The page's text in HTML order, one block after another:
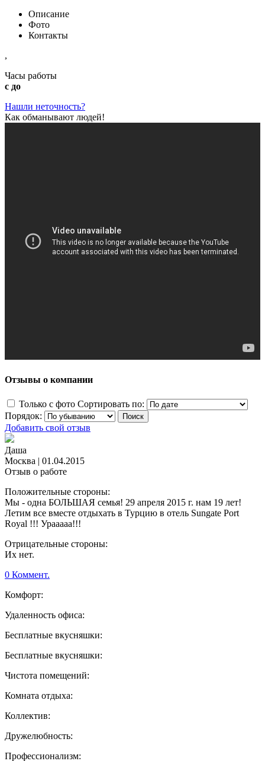
Описание
Фото
Контакты
,
Часы работы
с до
Нашли неточность?
Как обманывают людей!
Отзывы о компании
Только с фото Сортировать по:
Порядок:
Добавить свой отзыв
Даша
Москва | 01.04.2015
Отзыв о работе
Положительные стороны:
Мы - одна БОЛЬШАЯ семья! 29 апреля 2015 г. нам 19 лет!
Летим все вместе отдыхать в Турцию в отель Sungate Port
Royal !!! Урааааа!!!
Отрицательные стороны:
Их нет.
0 Коммент.
Комфорт:
Удаленность офиса:
Бесплатные вкусняшки:
Бесплатные вкусняшки:
Чистота помещений:
Комната отдыха:
Коллектив:
Дружелюбность:
Профессионализм: